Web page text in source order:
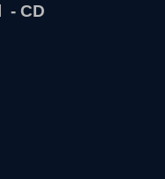
- CD